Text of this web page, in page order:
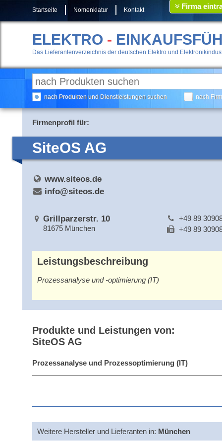
Startseite Nomenklatur Kontakt Firma
ELEKTRO -
Das Lieferantenverzeichnis der deutschen Elektro und
nach Produkten und Dienstleistungen suchen nach
Firmenprofil für:
SiteOS AG
www.siteos.de
info@siteos.de
Grillparzerstr. 10
81675 München
+49 89
+49 89
Leistungsbeschreibung
Prozessanalyse und -optimierung (IT)
Produkte und Leistungen von:
SiteOS AG
Prozessanalyse und Prozessoptimierung (IT)
Weitere Hersteller und Lieferanten in: München